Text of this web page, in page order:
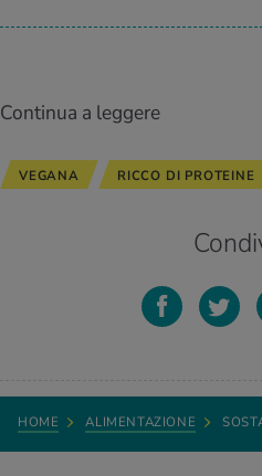
Continua a leggere
VEGANA RICCO DI PROTEINE
HOME ALIMENTAZIONE